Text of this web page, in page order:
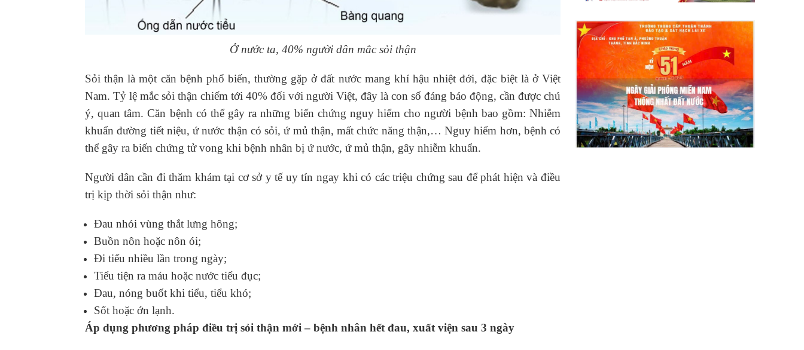
Ở nước ta, 40% người dân mắc sỏi thận
Sỏi thận là một căn bệnh phổ biến, thường gặp ở đất nước mang khí hậu nhiệt đới, đặc biệt là ở Việt
Nam. Tỷ lệ mắc sỏi thận chiếm tới 40% đối với người Việt, đây là con số đáng báo động, cần được chú
ý, quan tâm. Căn bệnh có thể gây ra những biến chứng nguy hiểm cho người bệnh bao gồm: Nhiễm
khuẩn đường tiết niệu, ứ nước thận có sỏi, ứ mủ thận, mất chức năng thận,… Nguy hiểm hơn, bệnh có
thể gây ra biến chứng tử vong khi bệnh nhân bị ứ nước, ứ mủ thận, gây nhiễm khuẩn.
Người dân cần đi thăm khám tại cơ sở y tế uy tín ngay khi có các triệu chứng sau để phát hiện và điều
trị kịp thời sỏi thận như:
Đau nhói vùng thắt lưng hông;
Buồn nôn hoặc nôn ói;
Đi tiểu nhiều lần trong ngày;
Tiểu tiện ra máu hoặc nước tiểu đục;
Đau, nóng buốt khi tiểu, tiểu khó;
Sốt hoặc ớn lạnh.
Áp dụng phương pháp điều trị sỏi thận mới – bệnh nhân hết đau, xuất viện sau 3 ngày